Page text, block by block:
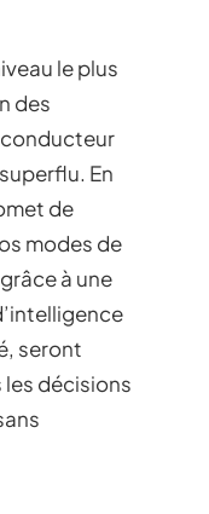
le plus
des
En
de
modes de
à une
seront
décisions